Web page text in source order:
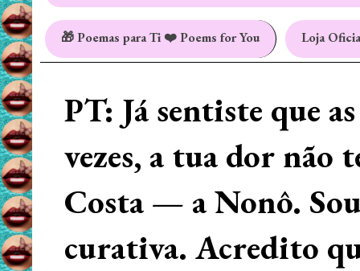
🎁 Poemas para Ti ❤️ Poems for You Loja
PT: Já sentiste que
vezes, a tua dor não
Costa — a Nonô.
curativa. Acredito